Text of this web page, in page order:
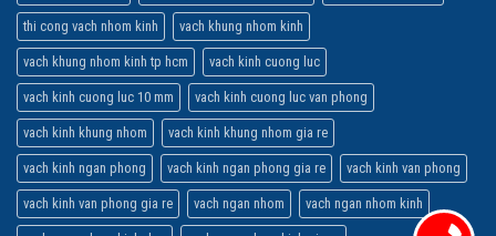
thi cong vach nhom kinh vach khung nhom kinh
vach khung nhom kinh tp hcm vach kinh cuong luc
vach kinh cuong luc 10 mm vach kinh cuong luc van phong
vach kinh khung nhom vach kinh khung nhom gia re
vach kinh ngan phong vach kinh ngan phong gia re vach kinh van phong
vach kinh van phong gia re vach ngan nhom vach ngan nhom kinh